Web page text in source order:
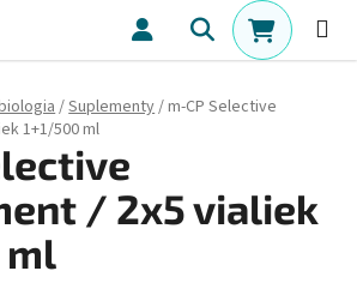
Hľadať
/Suplementy/m-CP Selective
1+1/500 ml
/ 2x5 vialiek
ml